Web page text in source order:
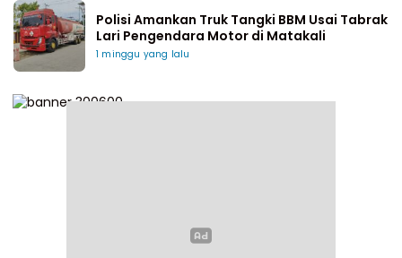
Polisi Amankan Truk Tangki BBM Usai Tabrak
Lari Pengendara Motor di Matakali
1 minggu yang lalu